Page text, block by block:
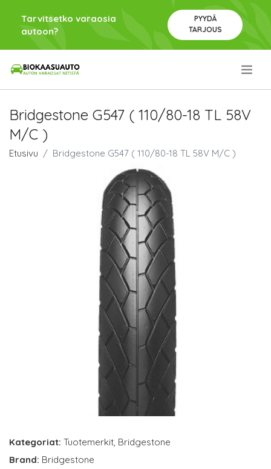
Tarvitsetko varaosia
autoon?
PYYDÄ
TARJOUS
Bridgestone G547 ( 110/80-18 TL 58V
M/C )
Etusivu Bridgestone G547 ( 110/80-18 TL 58V M/C )
Kategoriat: Tuotemerkit, Bridgestone
Brand: Bridgestone